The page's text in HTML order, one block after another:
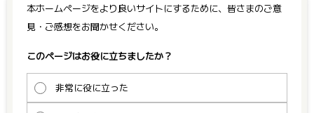
本ホームページをより良いサイトにするために、皆さまのご意
見・ご感想をお聞かせください。
このページはお役に立ちましたか？
非常に役に立った